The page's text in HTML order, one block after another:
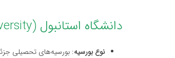
دانشگاه استانبول (Istanbul University)
نوع بورسیه: بورسیه‌های تحصیلی